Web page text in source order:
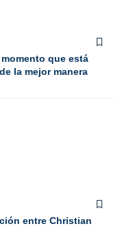
que está
la mejor manera
entre Christian